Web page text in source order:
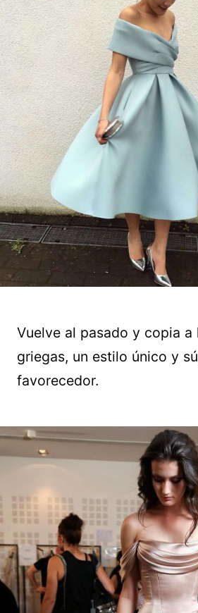
Vuelve al pasado y copia a
griegas, un estilo único y
favorecedor.